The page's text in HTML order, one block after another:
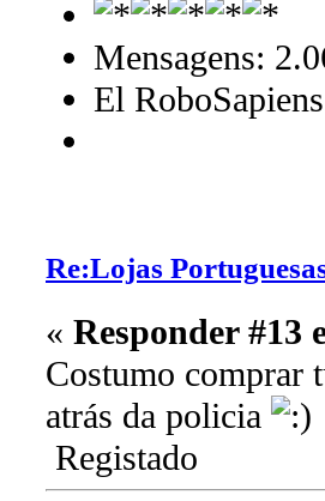
Mensagens:
El RoboSapiens
Re:Lojas
« Responder #13
Costumo comprar
atrás da policia
Registado